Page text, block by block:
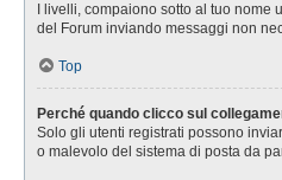
I livelli, compaiono sotto al tuo
del Forum inviando messaggi non
Top
Perché quando clicco sul
Solo gli utenti registrati possono
o malevolo del sistema di posta da